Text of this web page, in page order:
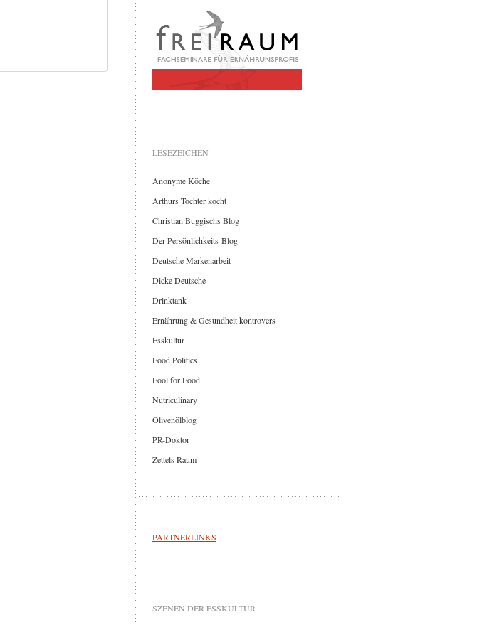
LESEZEICHEN
Anonyme Köche
Arthurs Tochter kocht
Christian Buggischs Blog
Der Persönlichkeits-Blog
Deutsche Markenarbeit
Dicke Deutsche
Drinktank
Ernährung & Gesundheit kontrovers
Esskultur
Food Politics
Fool for Food
Nutriculinary
Olivenölblog
PR-Doktor
Zettels Raum
PARTNERLINKS
SZENEN DER ESSKULTUR